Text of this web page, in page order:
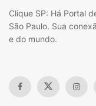
Clique SP: Há Portal
São Paulo. Sua
e do mundo.